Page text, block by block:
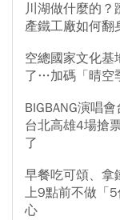
川湖做什麼的
產鐵工廠如何翻
空總國家文化基
了…加碼「晴空
BIGBANG演唱
台北高雄4場搶
了
早餐吃可頌、拿
上9點前不做「
心